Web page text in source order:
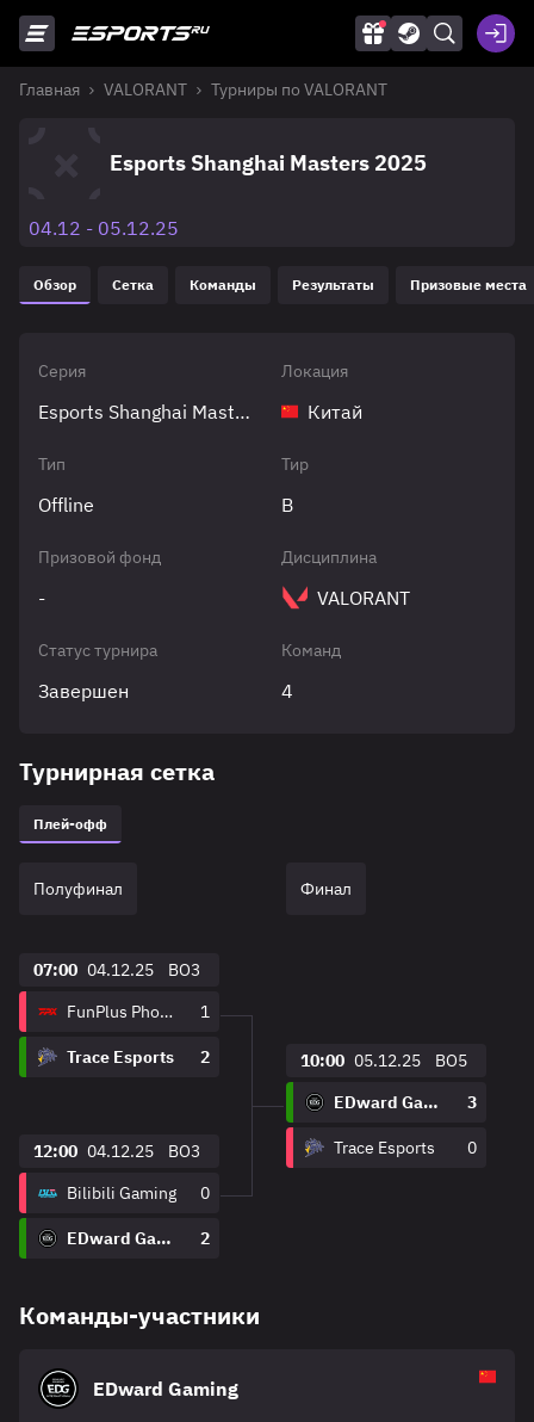
Главная VALORANT Турниры по VALORANT
Esports Shanghai Masters 2025
04.12 - 05.12.25
Обзор Сетка Команды Результаты Призовые места
Серия
Esports Shanghai Masters
Локация
Китай
Тип
Offline
Тир
B
Призовой фонд
-
Дисциплина
VALORANT
Статус турнира
Завершен
Команд
4
Турнирная сетка
Плей-офф
Полуфинал
07:00 04.12.25
BO3
FunPlus Phoenix
1
Trace Esports 2
12:00 04.12.25
BO3
Bilibili Gaming
0
EDward Gaming 2
Финал
10:00 05.12.25
BO5
EDward Gaming
3
Trace Esports 0
Команды-участники
EDward Gaming